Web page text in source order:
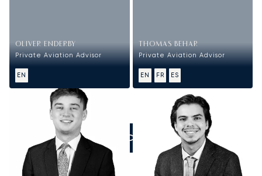
OLIVER ENDERBY
Private Aviation Advisor
EN
THOMAS BEHAR
Private Aviation Advisor
EN FR ES
ZADZWOŃCIE DO NAS